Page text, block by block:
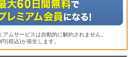
ムサービスは自動的に解約されません。
(税込)が発生します。